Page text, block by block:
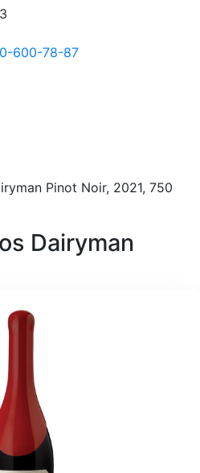
600-78-87
Pinot Noir, 2021, 750
Dairyman